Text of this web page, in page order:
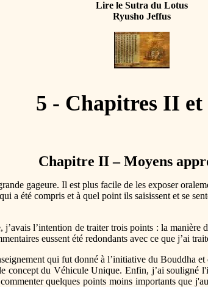
Lire le Sutra du Lotus
Ryusho Jeffus
5 - Chapitres II
Chapitre II – Moyens
gageure. Il est plus facile de les exposer
a été compris et à quel point ils saisissent et se
l’intention de traiter trois points : la
eussent été redondants avec ce que j’ai
qui fut donné à l’initiative du Bouddha et
concept du Véhicule Unique. Enfin, j’ai souligné
quelques points moins importants que